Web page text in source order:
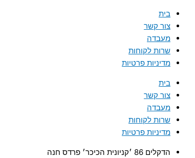
לתוכן
בית
צור קשר
מעבדה
שרות לקוחות
מדיניות פרטיות
בית
צור קשר
מעבדה
שרות לקוחות
מדיניות פרטיות
הדקלים 86 ׳קניונית הכיכר׳ פרדס חנה